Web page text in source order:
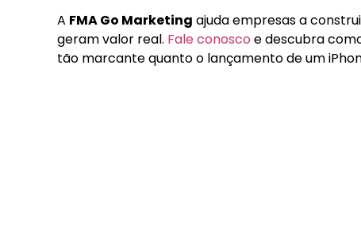
A FMA Go Marketing ajuda empresas a
geram valor real. Fale conosco e descubra
tão marcante quanto o lançamento de um